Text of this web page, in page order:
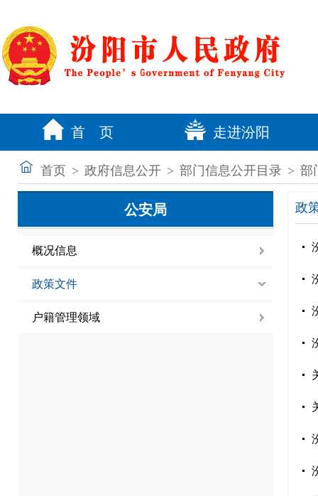
首 页 走进汾阳
首页 > 政府信息公开 > 部门信息公开目录 > 部
公安局
概况信息
政策文件
户籍管理领域
政